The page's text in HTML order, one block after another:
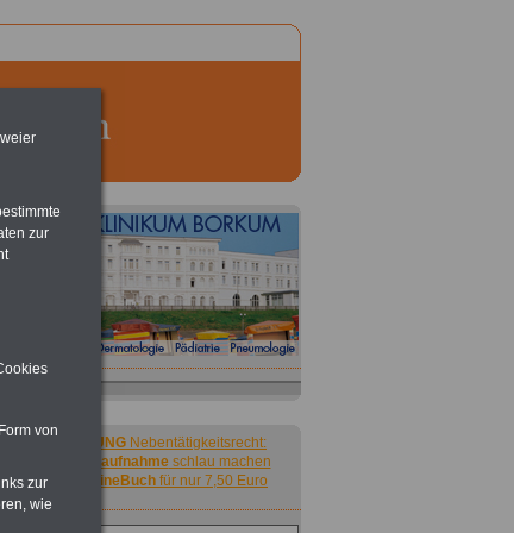
ACHTUNG Nebentätigkeitsrecht:
vor Jobaufnahmeschlau machen
OnlineBuch für nur 7,50 Euro
zur
von
zur
wie